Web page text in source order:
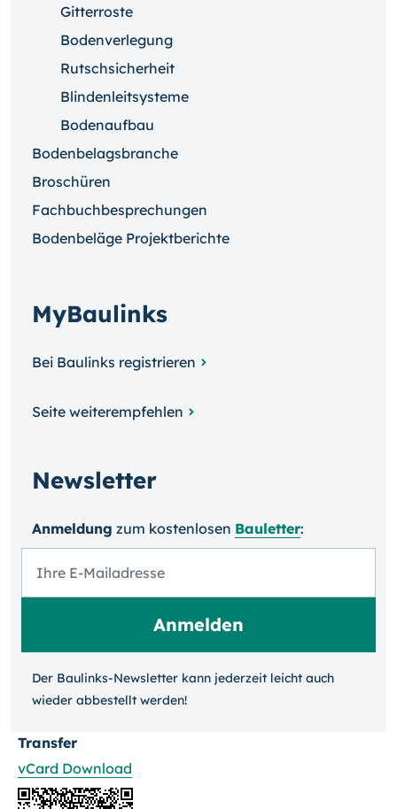
Gitterroste
Bodenverlegung
Rutschsicherheit
Blindenleitsysteme
Bodenaufbau
Bodenbelagsbranche
Broschüren
Fachbuchbesprechungen
Bodenbeläge Projektberichte
MyBaulinks
Bei Baulinks registrieren
Seite weiterempfehlen
Newsletter
Anmeldung zum kosten­losen Bauletter:
Der Baulinks-Newsletter kann jeder­zeit leicht auch
wieder ab­bestellt werden!
Transfer
vCard Download